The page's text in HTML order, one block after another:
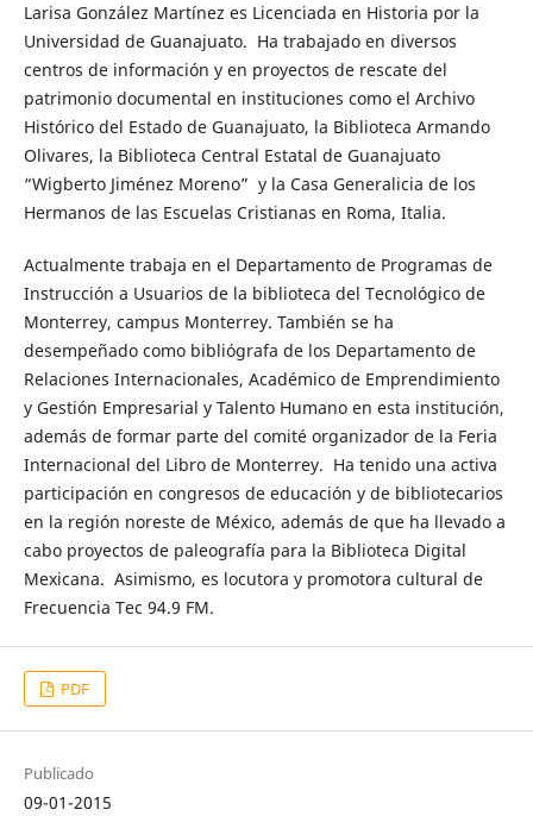
Larisa González Martínez es Licenciada en Historia por la
Universidad de Guanajuato. Ha trabajado en diversos
centros de información y en proyectos de rescate del
patrimonio documental en instituciones como el Archivo
Histórico del Estado de Guanajuato, la Biblioteca Armando
Olivares, la Biblioteca Central Estatal de Guanajuato
“Wigberto Jiménez Moreno” y la Casa Generalicia de los
Hermanos de las Escuelas Cristianas en Roma, Italia.
Actualmente trabaja en el Departamento de Programas de
Instrucción a Usuarios de la biblioteca del Tecnológico de
Monterrey, campus Monterrey. También se ha
desempeñado como bibliógrafa de los Departamento de
Relaciones Internacionales, Académico de Emprendimiento
y Gestión Empresarial y Talento Humano en esta institución,
además de formar parte del comité organizador de la Feria
Internacional del Libro de Monterrey. Ha tenido una activa
participación en congresos de educación y de bibliotecarios
en la región noreste de México, además de que ha llevado a
cabo proyectos de paleografía para la Biblioteca Digital
Mexicana. Asimismo, es locutora y promotora cultural de
Frecuencia Tec 94.9 FM.
PDF
Publicado
09-01-2015